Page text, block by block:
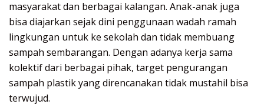
masyarakat dan berbagai kalangan. Anak-anak juga
bisa diajarkan sejak dini penggunaan wadah ramah
lingkungan untuk ke sekolah dan tidak membuang
sampah sembarangan. Dengan adanya kerja sama
kolektif dari berbagai pihak, target pengurangan
sampah plastik yang direncanakan tidak mustahil bisa
terwujud.